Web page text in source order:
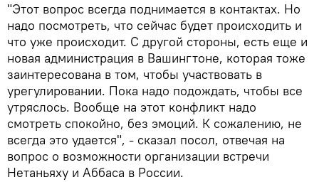
"Этот вопрос всегда поднимается в контактах. Но
надо посмотреть, что сейчас будет происходить и
что уже происходит. С другой стороны, есть еще и
новая администрация в Вашингтоне, которая тоже
заинтересована в том, чтобы участвовать в
урегулировании. Пока надо подождать, чтобы все
утряслось. Вообще на этот конфликт надо
смотреть спокойно, без эмоций. К сожалению, не
всегда это удается", - сказал посол, отвечая на
вопрос о возможности организации встречи
Нетаньяху и Аббаса в России.